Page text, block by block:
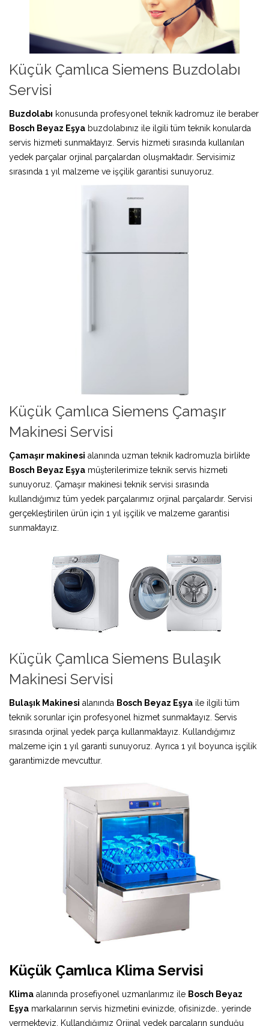
Küçük Çamlıca Siemens Buzdolabı
Servisi
Buzdolabı konusunda profesyonel teknik kadromuz ile beraber
Bosch Beyaz Eşya buzdolabınız ile ilgili tüm teknik konularda
servis hizmeti sunmaktayız. Servis hizmeti sırasında kullanılan
yedek parçalar orjinal parçalardan oluşmaktadır. Servisimiz
sırasında 1 yıl malzeme ve işçilik garantisi sunuyoruz.
Küçük Çamlıca Siemens Çamaşır
Makinesi Servisi
Çamaşır makinesi alanında uzman teknik kadromuzla birlikte
Bosch Beyaz Eşya müşterilerimize teknik servis hizmeti
sunuyoruz. Çamaşır makinesi teknik servisi sırasında
kullandığımız tüm yedek parçalarımız orjinal parçalardır. Servisi
gerçekleştirilen ürün için 1 yıl işçilik ve malzeme garantisi
sunmaktayız.
Küçük Çamlıca Siemens Bulaşık
Makinesi Servisi
Bulaşık Makinesi alanında Bosch Beyaz Eşya ile ilgili tüm
teknik sorunlar için profesyonel hizmet sunmaktayız. Servis
sırasında orjinal yedek parça kullanmaktayız. Kullandığımız
malzeme için 1 yıl garanti sunuyoruz. Ayrıca 1 yıl boyunca işçilik
garantimizde mevcuttur.
Küçük Çamlıca Klima Servisi
Klima alanında prosefiyonel uzmanlarımız ile Bosch Beyaz
Eşya markalarının servis hizmetini evinizde, ofisinizde.. yerinde
vermekteyiz. Kullandığımız Orjinal yedek parçaların sunduğu